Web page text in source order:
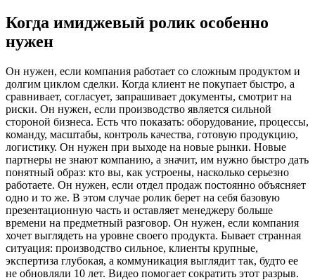
Когда имиджевый ролик особенно
нужен
Он нужен, если компания работает со сложным продуктом и
долгим циклом сделки. Когда клиент не покупает быстро, а
сравнивает, согласует, запрашивает документы, смотрит на
риски. Он нужен, если производство является сильной
стороной бизнеса. Есть что показать: оборудование, процессы,
команду, масштабы, контроль качества, готовую продукцию,
логистику. Он нужен при выходе на новые рынки. Новые
партнеры не знают компанию, а значит, им нужно быстро дать
понятный образ: кто вы, как устроены, насколько серьезно
работаете. Он нужен, если отдел продаж постоянно объясняет
одно и то же. В этом случае ролик берет на себя базовую
презентационную часть и оставляет менеджеру больше
времени на предметный разговор. Он нужен, если компания
хочет выглядеть на уровне своего продукта. Бывает странная
ситуация: производство сильное, клиенты крупные,
экспертиза глубокая, а коммуникация выглядит так, будто ее
не обновляли 10 лет. Видео помогает сократить этот разрыв.